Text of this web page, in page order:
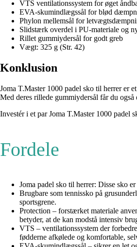
VTS ventilationssystem for øget
EVA-skumindlægssål for blød
Phylon mellemsål for
Slidstærk overdel i PU-materiale og
Rillet gummiydersål for godt greb
Vægt: 325 g (Str. 42)
Konklusion
Joma T.Master 1000 padel sko til herrer er
Med deres rillede gummiydersål får du
Investér i et par Joma T.Master 1000 padel
Fordele
Joma padel sko til herrer: Disse sko
Brugbare som tennissko på
sportsgrene.
Protection – forstærket materiale
betyder, at de kan modstå intensiv
VTS – ventilationssystem der
fødderne afkølede og komfortable,